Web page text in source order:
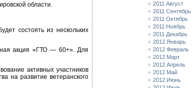
области.
состоять из нескольких
акция «ГТО — 60+». Для
активных участников
на развитие ветеранского
2011 Август
2011 Сентябрь
2011 Октябрь
2011 Ноябрь
2011 Декабрь
2012 Январь
2012 Февраль
2012 Март
2012 Апрель
2012 Май
2012 Июнь